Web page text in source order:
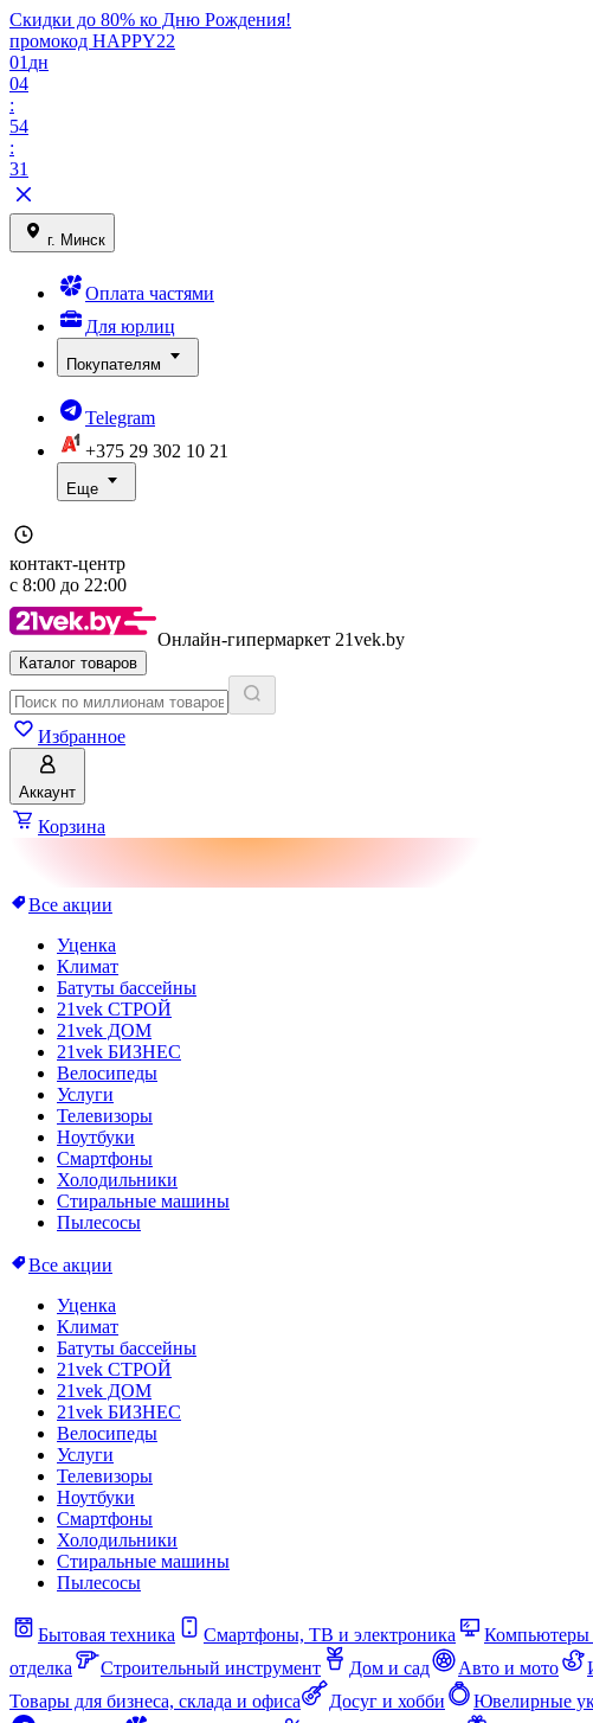
Скидки до 80% ко Дню Рождения!
промокод HAPPY22
01 дн
04
:
54
:
31
г. Минск
Оплата частями
Для юрлиц
Покупателям
Telegram
+375 29 302 10 21
Еще
контакт-центр
с 8:00 до 22:00
Онлайн-гипермаркет 21vek.by
Каталог товаров
Избранное
Аккаунт
Корзина
Все акции
Уценка
Климат
Батуты бассейны
21vek СТРОЙ
21vek ДОМ
21vek БИЗНЕС
Велосипеды
Услуги
Телевизоры
Ноутбуки
Смартфоны
Холодильники
Стиральные машины
Пылесосы
Все акции
Уценка
Климат
Батуты бассейны
21vek СТРОЙ
21vek ДОМ
21vek БИЗНЕС
Велосипеды
Услуги
Телевизоры
Ноутбуки
Смартфоны
Холодильники
Стиральные машины
Пылесосы
Бытовая техника Смартфоны, ТВ и электроника Компьютеры
отделка
Строительный инструмент Дом и сад Авто и мото
Товары для бизнеса, склада и офиса
Досуг и хобби Ювелирные